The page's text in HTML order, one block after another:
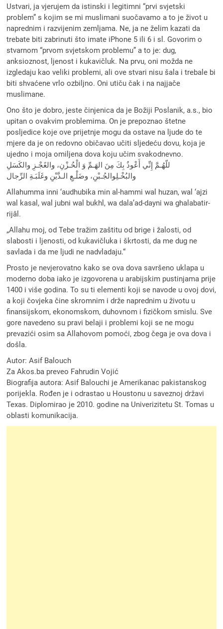
Ustvari, ja vjerujem da istinski i legitimni “prvi svjetski
problem” s kojim se mi muslimani suočavamo a to je život u
naprednim i razvijenim zemljama. Ne, ja ne želim kazati da
trebate biti zabrinuti što imate iPhone 5 ili 6 i sl. Govorim o
stvarnom “prvom svjetskom problemu” a to je: dug,
anksioznost, ljenost i kukavičluk. Na prvu, oni možda ne
izgledaju kao veliki problemi, ali ove stvari nisu šala i trebale bi
biti shvaćene vrlo ozbiljno. Oni utiču čak i na najjače
muslimane.
Ono što je dobro, jeste činjenica da je Božiji Poslanik, a.s., bio
upitan o ovakvim problemima. On je prepoznao štetne
posljedice koje ove prijetnje mogu da ostave na ljude do te
mjere da je on redovno običavao učiti sljedeću dovu, koja je
ujedno i moja omiljena dova koju učim svakodnevno.
للّهُـمَّ إِنِّي أَعْوذُ بِكَ مِنَ الهَـمِّ وَ الْحُـزْنِ، والعًجْـزِ والكَسَلِ
والبُخْـلِوالجُـبْنِ، وضَلْـعِ الـدَّيْنِ وغَلَبَـةِ الرِّجال
Allahumma inni ‘audhubika min al-hammi wal huzan, wal ‘ajzi
wal kasal, wal jubni wal bukhl, wa dala’ad-dayni wa ghalabatir-
rijâl.
„Allahu moj, od Tebe tražim zaštitu od brige i žalosti, od
slabosti i ljenosti, od kukavičluka i škrtosti, da me dug ne
savlada i da me ljudi ne nadvladaju.“
Prosto je nevjerovatno kako se ova dova savršeno uklapa u
moderno doba iako je izgovorena u arabijskim pustinjama prije
1400 i više godina. To su ti elementi koji se navode u ovoj dovi,
a koji čovjeka čine skromnim i drže naprednim u životu u
finansijskom, ekonomskom, duhovnom i fizičkom smislu. Sve
gore navedeno su pravi belaji i problemi koji se ne mogu
prevazići osim sa Allahovom pomoći, zbog čega je ova dova i
došla.
Autor: Asif Balouch
Za Akos.ba preveo Fahrudin Vojić
Biografija autora: Asif Balouchi je Amerikanac pakistanskog
porijekla. Rođen je i odrastao u Houstonu u saveznoj državi
Texas. Diplomirao je 2010. godine na Univerizitetu St. Tomas u
oblasti komunikacija.